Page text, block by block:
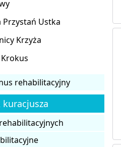
rehabilitacyjny